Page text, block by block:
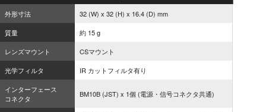
外形寸法
32 (W) x 32 (H) x 16.4 (D) mm
質量
約 15 g
レンズマウント
CSマウント
光学フィルタ
IR カットフィルタ有り
インターフェース
コネクタ
BM10B (JST) x 1個 (電源・信号コネクタ共通)